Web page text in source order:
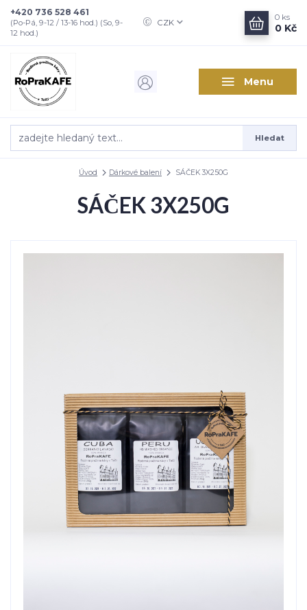
Menu
CZK
Hledat
+420 736 528 461
(Po-Pá, 9-12 / 13-16 hod.) (So, 9-
12 hod.)
0 ks
0 Kč
Úvod Dárkové balení SÁČEK 3X250G
SÁČEK 3X250G